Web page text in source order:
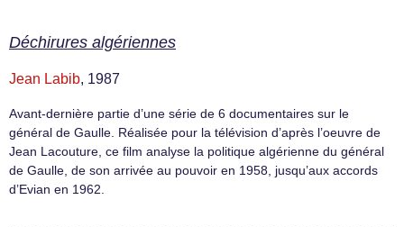
Déchirures algériennes
Jean Labib, 1987
Avant-dernière partie d’une série de 6 documentaires sur le
général de Gaulle. Réalisée pour la télévision d’après l’oeuvre de
Jean Lacouture, ce film analyse la politique algérienne du général
de Gaulle, de son arrivée au pouvoir en 1958, jusqu’aux accords
d’Evian en 1962.